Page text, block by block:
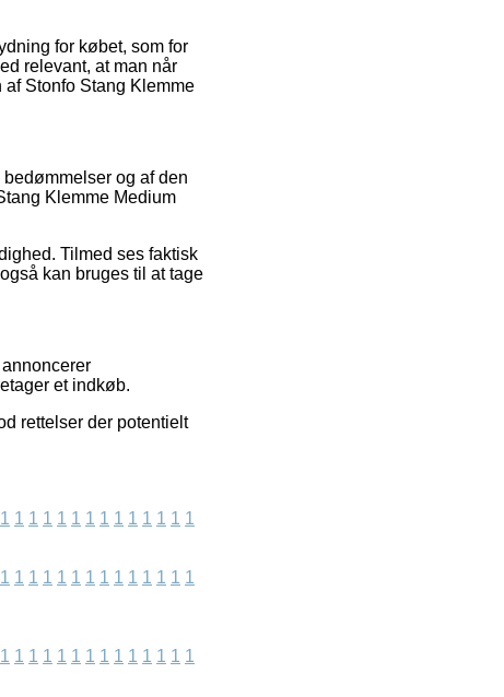
for købet, som for
relevant, at man når
Stonfo Stang Klemme
og af den
Klemme Medium
Tilmed ses faktisk
kan bruges til at tage
et indkøb.
rettelser der potentielt
1 1 1 1 1 1 1 1 1 1 1 1 1 1
1 1 1 1 1 1 1 1 1 1 1 1 1 1
1 1 1 1 1 1 1 1 1 1 1 1 1 1